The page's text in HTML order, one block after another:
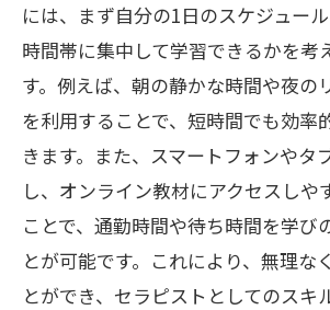
セルフケアを通じたストレ
継続的なセルフケア学習
現代社会のニーズに応えるセラ
座活用法
多様なライフスタイルに適
座
現代のストレスに対処す
キル
には、まず自分の1日のスケジュー
時間帯に集中して学習できるかを考
す。例えば、朝の静かな時間や夜の
を利用することで、短時間でも効率
きます。また、スマートフォンやタ
し、オンライン教材にアクセスしや
ことで、通勤時間や待ち時間を学び
とが可能です。これにより、無理な
とができ、セラピストとしてのスキ